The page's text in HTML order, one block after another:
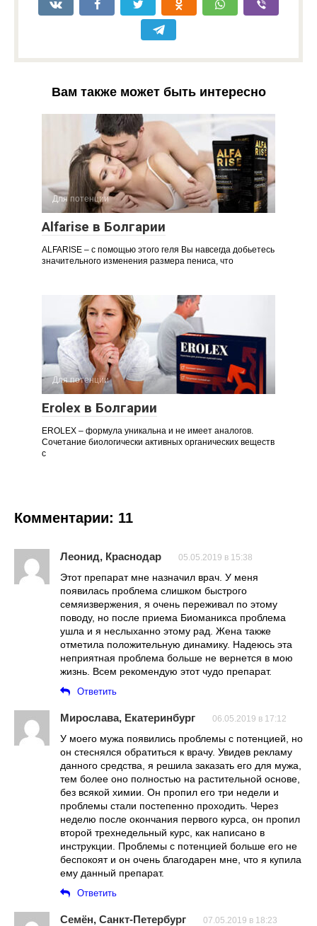
Вам также может быть интересно
Для потенции
Alfarise в Болгарии
ALFARISE – с помощью этого геля Вы навсегда добьетесь
значительного изменения размера пениса, что
Для потенции
Erolex в Болгарии
EROLEX – формула уникальна и не имеет аналогов.
Сочетание биологически активных органических веществ
с
Комментарии: 11
Леонид, Краснодар 05.05.2019 в 15:38
Этот препарат мне назначил врач. У меня
появилась проблема слишком быстрого
семяизвержения, я очень переживал по этому
поводу, но после приема Биоманикса проблема
ушла и я неслыханно этому рад. Жена также
отметила положительную динамику. Надеюсь эта
неприятная проблема больше не вернется в мою
жизнь. Всем рекомендую этот чудо препарат.
Ответить
Мирослава, Екатеринбург 06.05.2019 в 17:12
У моего мужа появились проблемы с потенцией, но
он стеснялся обратиться к врачу. Увидев рекламу
данного средства, я решила заказать его для мужа,
тем более оно полностью на растительной основе,
без всякой химии. Он пропил его три недели и
проблемы стали постепенно проходить. Через
неделю после окончания первого курса, он пропил
второй трехнедельный курс, как написано в
инструкции. Проблемы с потенцией больше его не
беспокоят и он очень благодарен мне, что я купила
ему данный препарат.
Ответить
Семён, Санкт-Петербург 07.05.2019 в 18:23